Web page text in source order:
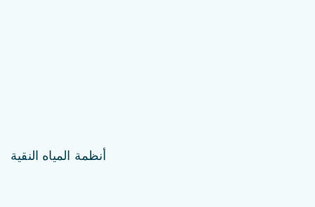
أنظمة المياه النقية